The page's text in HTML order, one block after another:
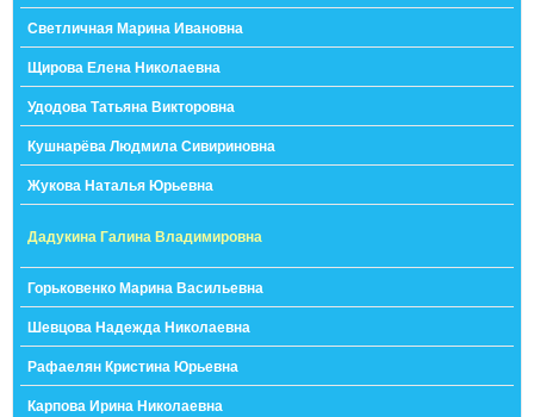
Светличная Марина Ивановна
Щирова Елена Николаевна
Удодова Татьяна Викторовна
Кушнарёва Людмила Сивириновна
Жукова Наталья Юрьевна
Дадукина Галина Владимировна
Горьковенко Марина Васильевна
Шевцова Надежда Николаевна
Рафаелян Кристина Юрьевна
Карпова Ирина Николаевна